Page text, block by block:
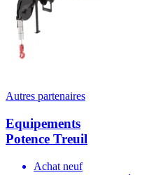
Autres partenaires
Equipements
Potence Treuil
Achat neuf